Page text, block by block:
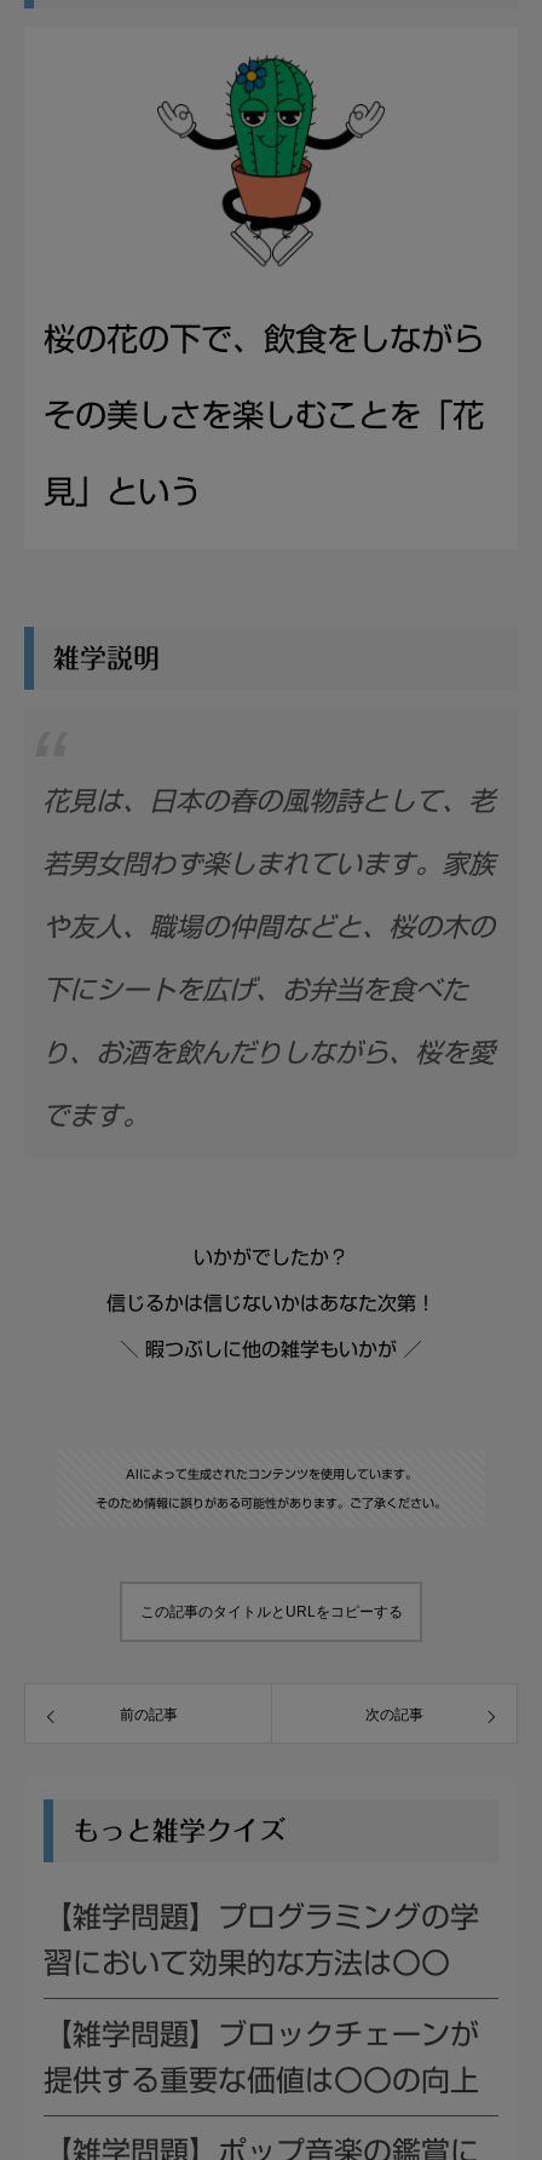
桜の花の下で、飲食をしながら
その美しさを楽しむことを「花
見」という
雑学説明
花見は、日本の春の風物詩として、老
若男女問わず楽しまれています。家族
や友人、職場の仲間などと、桜の木の
下にシートを広げ、お弁当を食べた
り、お酒を飲んだりしながら、桜を愛
でます。
いかがでしたか？
信じるかは信じないかはあなた次第！
＼ 暇つぶしに他の雑学もいかが ／
AIによって生成されたコンテンツを使用しています。
そのため情報に誤りがある可能性があります。ご了承ください。
この記事のタイトルとURLをコピーする
前の記事 次の記事
もっと雑学クイズ
【雑学問題】プログラミングの学
習において効果的な方法は〇〇
【雑学問題】ブロックチェーンが
提供する重要な価値は〇〇の向上
【雑学問題】ポップ音楽の鑑賞に